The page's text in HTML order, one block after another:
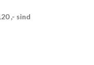
,- sind